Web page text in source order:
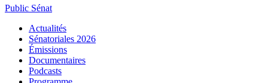
Public Sénat
Actualités
Sénatoriales 2026
Émissions
Documentaires
Podcasts